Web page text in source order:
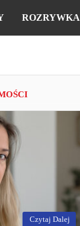
ROZRYWKA
Czytaj Dalej